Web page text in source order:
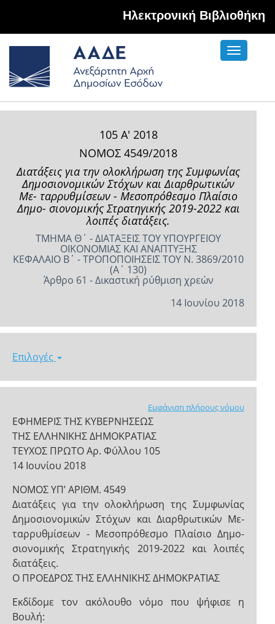
Hλεκτρονική Βιβλιοθήκη
Toggle
105 Α' 2018
ΝΟΜΟΣ 4549/2018
Διατάξεις για την ολοκλήρωση της Συμφωνίας
Δημοσιονομικών Στόχων και Διαρθρωτικών
Με- ταρρυθμίσεων - Μεσοπρόθεσμο Πλαίσιο
Δημο- σιονομικής Στρατηγικής 2019-2022 και
λοιπές διατάξεις.
ΤΜΗΜΑ Θ΄ - ΔΙΑΤΑΞΕΙΣ ΤΟΥ ΥΠΟΥΡΓΕΙΟΥ
ΟΙΚΟΝΟΜΙΑΣ ΚΑΙ ΑΝΑΠΤΥΞΗΣ
ΚΕΦΑΛΑΙΟ Β΄ - ΤΡΟΠΟΠΟΙΗΣΕΙΣ ΤΟΥ Ν. 3869/2010
(Α΄ 130)
Άρθρο 61 - Δικαστική ρύθμιση χρεών
14 Ιουνίου 2018
Επιλογές
Εμφάνιση πλήρους νόμου
ΕΦΗΜΕΡΙΣ ΤΗΣ ΚΥΒΕΡΝΗΣΕΩΣ
ΤΗΣ ΕΛΛΗΝΙΚΗΣ ΔΗΜΟΚΡΑΤΙΑΣ
ΤΕΥΧΟΣ ΠΡΩΤΟ Αρ. Φύλλου 105
14 Ιουνίου 2018
NOMOΣ ΥΠ’ ΑΡΙΘΜ. 4549
Διατάξεις για την ολοκλήρωση της Συμφωνίας
Δημοσιονομικών Στόχων και Διαρθρωτικών Με-
ταρρυθμίσεων - Μεσοπρόθεσμο Πλαίσιο Δημο-
σιονομικής Στρατηγικής 2019-2022 και λοιπές
διατάξεις.
Ο ΠΡΟΕΔΡΟΣ ΤΗΣ ΕΛΛΗΝΙΚΗΣ ΔΗΜΟΚΡΑΤΙΑΣ
Εκδίδομε τον ακόλουθο νόμο που ψήφισε η
Βουλή: